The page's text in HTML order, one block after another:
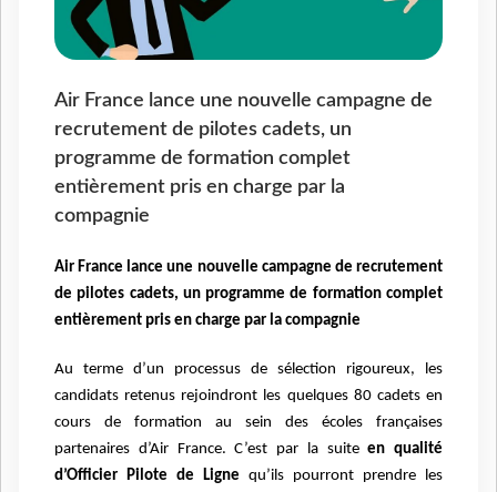
Air France lance une nouvelle campagne de
recrutement de pilotes cadets, un
programme de formation complet
entièrement pris en charge par la
compagnie
Air France lance une nouvelle campagne de recrutement
de pilotes cadets, un programme de formation complet
entièrement pris en charge par la compagnie
Au terme d’un processus de sélection rigoureux, les
candidats retenus rejoindront les quelques 80 cadets en
cours de formation au sein des écoles françaises
partenaires d’Air France.C’est par la suiteen qualité
d’Officier Pilote de Ligne qu’ils pourront prendre les